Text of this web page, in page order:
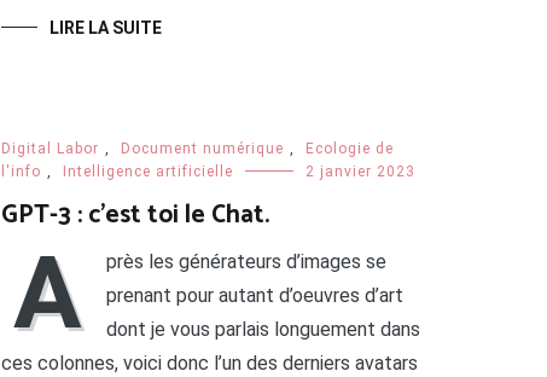
LIRE LA SUITE
Digital Labor , Document numérique ,
Ecologie de
l'info , Intelligence artificielle 2 janvier 2023
GPT-3 : c’est toi le Chat.
A
près les générateurs d’images se
prenant pour autant d’oeuvres d’art
dont je vous parlais longuement dans
ces colonnes, voici donc l’un des derniers avatars